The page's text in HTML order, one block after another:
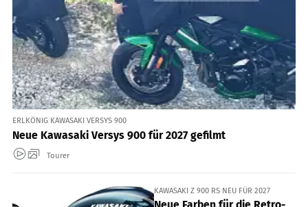
ERLKÖNIG KAWASAKI VERSYS 900
Neue Kawasaki Versys 900 für 2027 gefilmt
Tourer
KAWASAKI Z 900 RS NEU FÜR 2027